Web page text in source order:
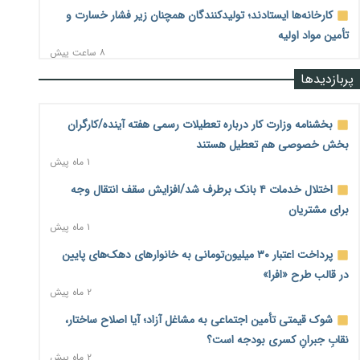
کارخانه‌ها ایستادند؛ تولیدکنندگان همچنان زیر فشار خسارت و
تأمین مواد اولیه
۸ ساعت پیش
قیمت مسکن در دست سازنده‌های خرد؛ چگونه «عددسازی» بازار
۸ ساعت پیش
۸ ساعت پیش
منابع صندوق ملی مسکن به متقاضیان رسید؛ اولویت با
۹ ساعت پیش
هشدار درباره آینده صندوق‌های بازنشستگی؛ اعتماد بیمه‌پردازان
ترمیم مزد در راه است؟ تأکید بر افزایش مزد پایه و شفافیت سبد
پربازدیدها
بخشنامه وزارت کار درباره تعطیلات رسمی هفته آینده/کارگران
بخش خصوصی هم تعطیل هستند
۱ ماه پیش
اختلال خدمات ۴ بانک برطرف شد/افزایش سقف انتقال وجه
برای مشتریان
۱ ماه پیش
پرداخت اعتبار ۳۰ میلیون‌تومانی به خانوارهای دهک‌های پایین
در قالب طرح «افرا»
۲ ماه پیش
شوک قیمتی تأمین اجتماعی به مشاغل آزاد؛ آیا اصلاح ساختار،
نقابِ جبرانِ کسری بودجه است؟